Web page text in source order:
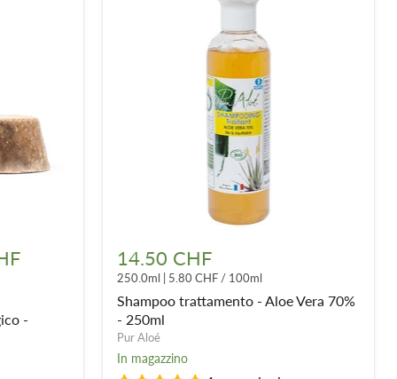
-
trattamento
-
Aloe
Vera
70%
-
250ml
14.50 CHF
250.0ml 5.80 CHF/ 100ml
Shampoo trattamento - Aloe Vera 70%
- 250ml
Pur Aloé
In magazzino